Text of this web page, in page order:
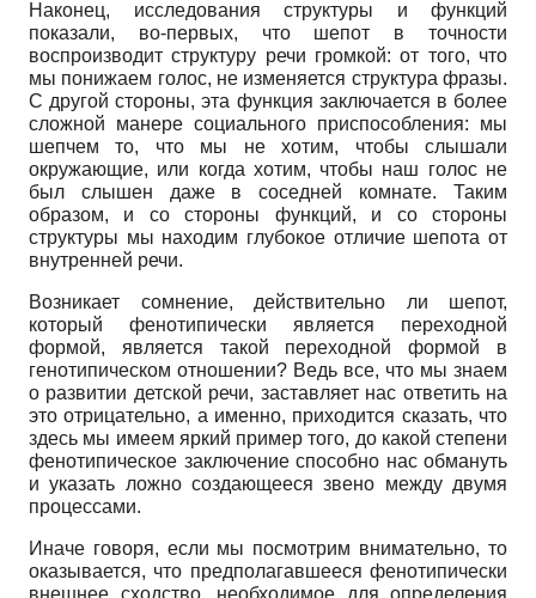
Наконец, исследования структуры и функций
показали, во-первых, что шепот в точности
воспроизводит структуру речи громкой: от того, что
мы понижаем голос, не изменяется структура фразы.
С другой стороны, эта функция заключается в более
сложной манере социального приспособления: мы
шепчем то, что мы не хотим, чтобы слышали
окружающие, или когда хотим, чтобы наш голос не
был слышен даже в соседней комнате. Таким
образом, и со стороны функций, и со стороны
структуры мы находим глубокое отличие шепота от
внутренней речи.
Возникает сомнение, действительно ли шепот,
который фенотипически является переходной
формой, является такой переходной формой в
генотипическом отношении? Ведь все, что мы знаем
о развитии детской речи, заставляет нас ответить на
это отрицательно, а именно, приходится сказать, что
здесь мы имеем яркий пример того, до какой степени
фенотипическое заключение способно нас обмануть
и указать ложно создающееся звено между двумя
процессами.
Иначе говоря, если мы посмотрим внимательно, то
оказывается, что предполагавшееся фенотипиче­ски
внешнее сходство, необходимое для определения